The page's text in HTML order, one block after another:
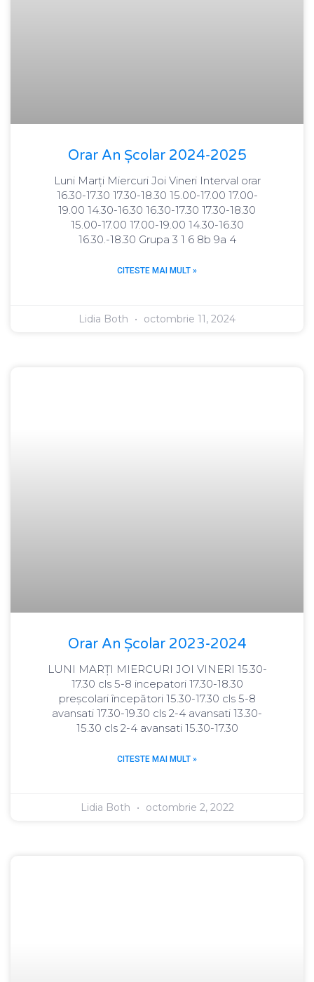
Orar An Școlar 2024-2025
Luni Marți Miercuri Joi Vineri Interval orar
16.30-17.30 17.30-18.30 15.00-17.00 17.00-
19.00 14.30-16.30 16.30-17.30 17.30-18.30
15.00-17.00 17.00-19.00 14.30-16.30
16.30.-18.30 Grupa 3 1 6 8b 9a 4
CITESTE MAI MULT »
Lidia Both octombrie 11, 2024
Orar An Școlar 2023-2024
LUNI MARȚI MIERCURI JOI VINERI 15.30-
17.30 cls 5-8 incepatori 17.30-18.30
preșcolari începători 15.30-17.30 cls 5-8
avansati 17.30-19.30 cls 2-4 avansati 13.30-
15.30 cls 2-4 avansati 15.30-17.30
CITESTE MAI MULT »
Lidia Both octombrie 2, 2022